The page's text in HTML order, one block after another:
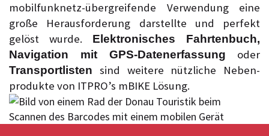
mobilfunknetz-übergreifende Verwendung eine
große Herausforderung darstellte und perfekt
gelöst wurde. Elektronisches Fahrtenbuch,
Navigation mit GPS-Datenerfassung oder
Transportlisten sind weitere nützliche Ne­ben­­
produkte von ITPRO’s mBIKE Lösung.